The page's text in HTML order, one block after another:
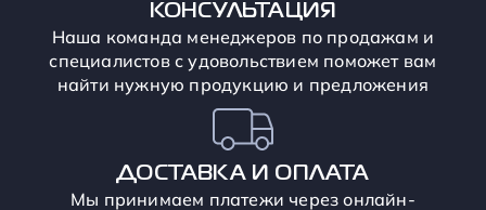
КОНСУЛЬТАЦИЯ
Наша команда менеджеров по продажам и
специалистов с удовольствием поможет вам
найти нужную продукцию и предложения
ДОСТАВКА И ОПЛАТА
Мы принимаем платежи через онлайн-